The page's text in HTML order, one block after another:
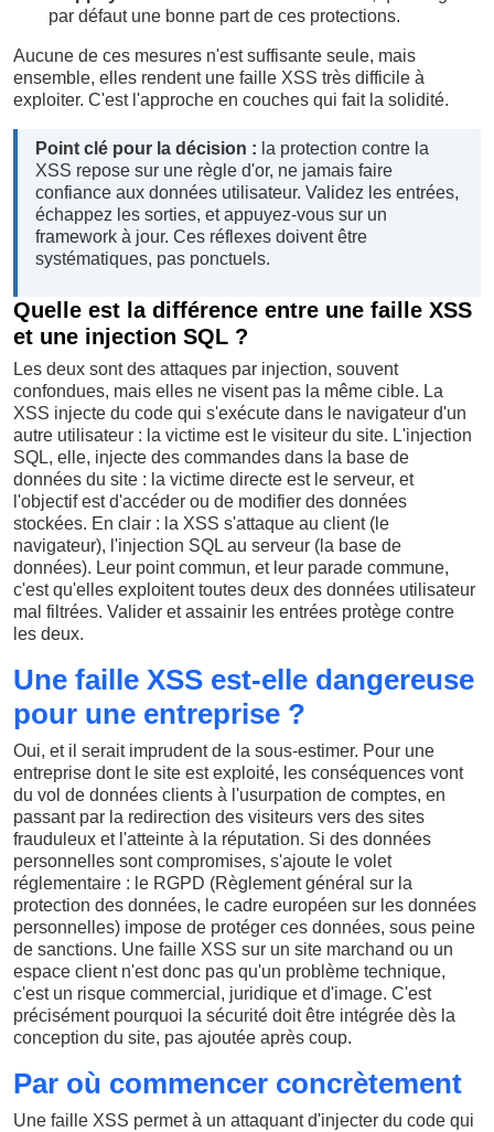
par défaut une bonne part de ces protections.
Aucune de ces mesures n'est suffisante seule, mais
ensemble, elles rendent une faille XSS très difficile à
exploiter. C'est l'approche en couches qui fait la solidité.
Point clé pour la décision : la protection contre la
XSS repose sur une règle d'or, ne jamais faire
confiance aux données utilisateur. Validez les entrées,
échappez les sorties, et appuyez-vous sur un
framework à jour. Ces réflexes doivent être
systématiques, pas ponctuels.
Quelle est la différence entre une faille XSS
et une injection SQL ?
Les deux sont des attaques par injection, souvent
confondues, mais elles ne visent pas la même cible. La
XSS injecte du code qui s'exécute dans le navigateur d'un
autre utilisateur : la victime est le visiteur du site. L'injection
SQL, elle, injecte des commandes dans la base de
données du site : la victime directe est le serveur, et
l'objectif est d'accéder ou de modifier des données
stockées. En clair : la XSS s'attaque au client (le
navigateur), l'injection SQL au serveur (la base de
données). Leur point commun, et leur parade commune,
c'est qu'elles exploitent toutes deux des données utilisateur
mal filtrées. Valider et assainir les entrées protège contre
les deux.
Une faille XSS est-elle dangereuse
pour une entreprise ?
Oui, et il serait imprudent de la sous-estimer. Pour une
entreprise dont le site est exploité, les conséquences vont
du vol de données clients à l'usurpation de comptes, en
passant par la redirection des visiteurs vers des sites
frauduleux et l'atteinte à la réputation. Si des données
personnelles sont compromises, s'ajoute le volet
réglementaire : le RGPD (Règlement général sur la
protection des données, le cadre européen sur les données
personnelles) impose de protéger ces données, sous peine
de sanctions. Une faille XSS sur un site marchand ou un
espace client n'est donc pas qu'un problème technique,
c'est un risque commercial, juridique et d'image. C'est
précisément pourquoi la sécurité doit être intégrée dès la
conception du site, pas ajoutée après coup.
Par où commencer concrètement
Une faille XSS permet à un attaquant d'injecter du code qui